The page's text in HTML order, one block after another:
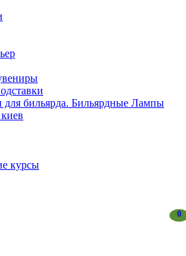
0
0
для бильярда. Бильярдные Лампы
курсы